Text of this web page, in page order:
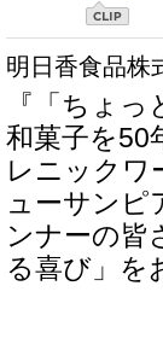
明日香食品株
『「ちょ
和菓子を50
レニックワ
ューサンピ
ンナーの皆
る喜び」を